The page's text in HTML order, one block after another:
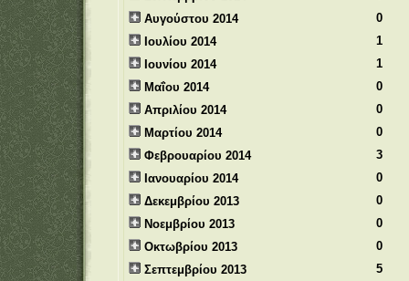
Αυγούστου 2014
0
Ιουλίου 2014
1
Ιουνίου 2014
1
Μαΐου 2014
0
Απριλίου 2014
0
Μαρτίου 2014
0
Φεβρουαρίου 2014
3
Ιανουαρίου 2014
0
Δεκεμβρίου 2013
0
Νοεμβρίου 2013
0
Οκτωβρίου 2013
0
Σεπτεμβρίου 2013
5